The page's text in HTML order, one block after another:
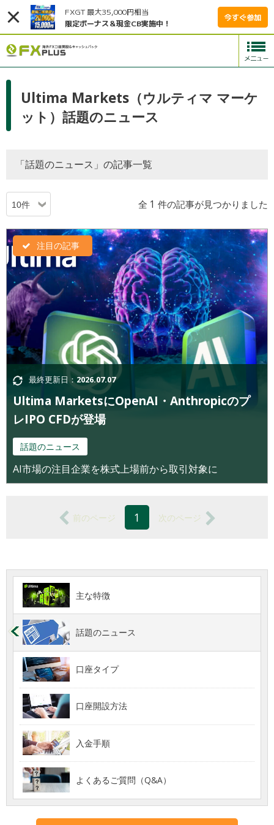
FXGT 最大35,000円相当
限定ボーナス＆現金CB実施中！
今すぐ参加
Ultima Markets（ウルティマ マーケ
ット）話題のニュース
「話題のニュース」の記事一覧
全 1 件の記事が見つかりました
注目の記事
最終更新日： 2026.07.07
Ultima MarketsにOpenAI・Anthropicのプ
レIPO CFDが登場
話題のニュース
AI市場の注目企業を株式上場前から取引対象に
前のページ 1 次のページ
主な特徴
話題のニュース
口座タイプ
口座開設方法
入金手順
よくあるご質問（Q&A）